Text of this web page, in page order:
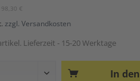
€
zzgl. Versandkosten
Lieferzeit - 15-20 Werktage
In den